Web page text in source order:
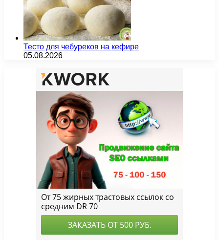
Тесто для чебуреков на кефире
05.08.2026